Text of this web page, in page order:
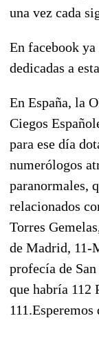
una vez cada
En facebook
dedicadas a
En España, la
Ciegos
para ese día
numerólogos
paranormales,
relacionados
Torres
de Madrid, 11-
profecía de
que habría 112